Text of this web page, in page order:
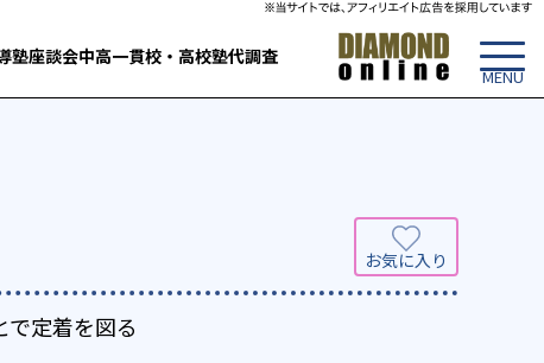
塾座談会中高一貫校・高校塾代調査
定着を図る